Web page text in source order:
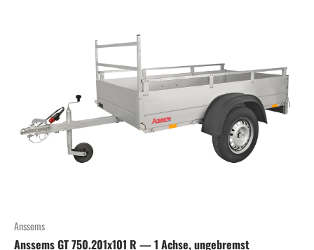
Anssems
Anssems GT 750.201x101 R — 1 Achse, ungebremst